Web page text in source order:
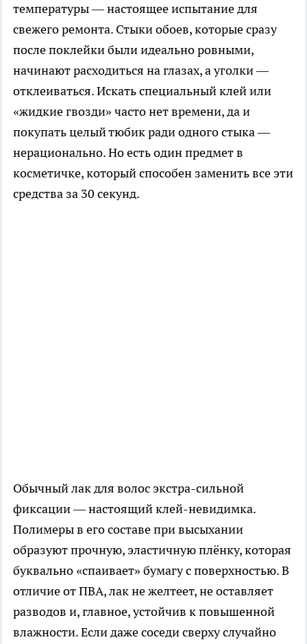
температуры — настоящее испытание для
свежего ремонта. Стыки обоев, которые сразу
после поклейки были идеально ровными,
начинают расходиться на глазах, а уголки —
отклеиваться. Искать специальный клей или
«жидкие гвозди» часто нет времени, да и
покупать целый тюбик ради одного стыка —
нерационально. Но есть один предмет в
косметичке, который способен заменить все эти
средства за 30 секунд.
Обычный лак для волос экстра-сильной
фиксации — настоящий клей-невидимка.
Полимеры в его составе при высыхании
образуют прочную, эластичную плёнку, которая
буквально «спаивает» бумагу с поверхностью. В
отличие от ПВА, лак не желтеет, не оставляет
разводов и, главное, устойчив к повышенной
влажности. Если даже соседи сверху случайно